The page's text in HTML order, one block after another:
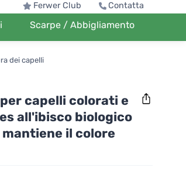
Ferwer Club Contatta
Scarpe / Abbigliamento
dei capelli
capelli colorati e
all'ibisco biologico
il colore